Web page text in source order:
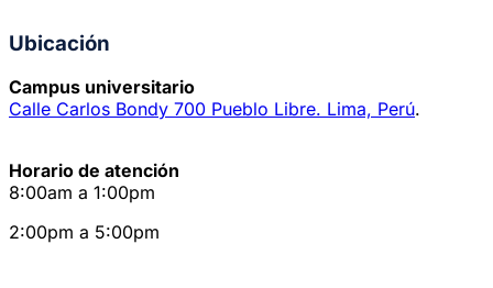
Ubicación
Campus universitario
Calle Carlos Bondy 700 Pueblo Libre. Lima, Perú.
Horario de atención
8:00am a 1:00pm
2:00pm a 5:00pm